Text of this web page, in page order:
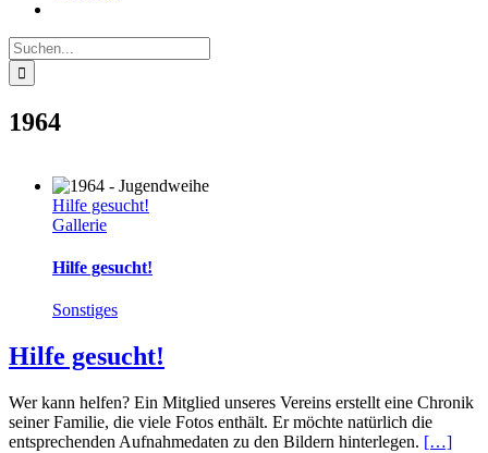
Suche
nach:
1964
Hilfe gesucht!
Gallerie
Hilfe gesucht!
Sonstiges
Hilfe gesucht!
Wer kann helfen? Ein Mitglied unseres Vereins erstellt eine Chronik
seiner Familie, die viele Fotos enthält. Er möchte natürlich die
entsprechenden Aufnahmedaten zu den Bildern hinterlegen. […]